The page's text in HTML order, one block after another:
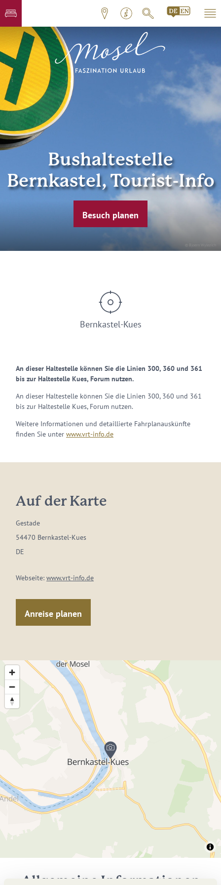
© Bjoern Wylezich
Bushaltestelle
Bernkastel, Tourist-Info
Besuch planen
Bernkastel-Kues
An dieser Haltestelle können Sie die Linien 300, 360 und 361
bis zur Haltestelle Kues, Forum nutzen.
An dieser Haltestelle können Sie die Linien 300, 360 und 361
bis zur Haltestelle Kues, Forum nutzen.
Weitere Informationen und detaillierte Fahrplanauskünfte
finden Sie unter www.vrt-info.de
Auf der Karte
Gestade
54470 Bernkastel-Kues
DE
Webseite: www.vrt-info.de
Anreise planen
Allgemeine Informationen